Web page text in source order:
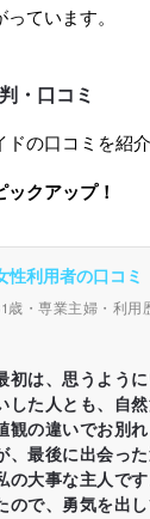
ています。
・口コミ
の口コミを紹介
クアップ！
性利用者の口コミ
歳・専業主婦・利用
初は、思うよう
した人とも、自
観の違いでお別
、最後に出会っ
の大事な主人で
ので、勇気を出